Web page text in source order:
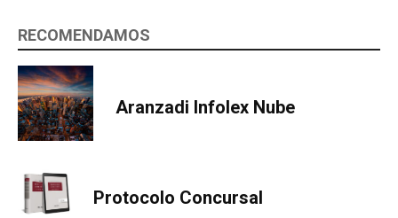
RECOMENDAMOS
Aranzadi Infolex Nube
Protocolo Concursal